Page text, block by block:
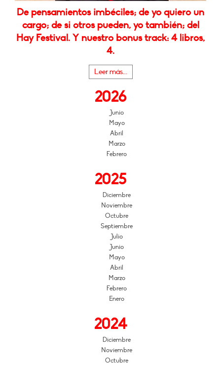
De pensamientos imbéciles; de yo quiero un
cargo; de si otros pueden, yo también; del
Hay Festival. Y nuestro bonus track: 4 libros,
4.
Leer más...
2026
Junio
Mayo
Abril
Marzo
Febrero
2025
Diciembre
Noviembre
Octubre
Septiembre
Julio
Junio
Mayo
Abril
Marzo
Febrero
Enero
2024
Diciembre
Noviembre
Octubre